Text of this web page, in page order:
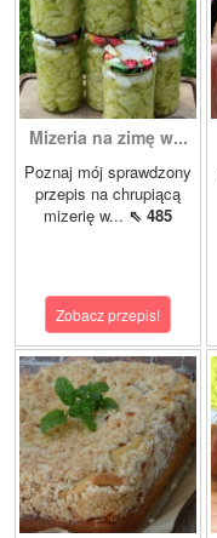
Mizeria na zimę w...
Poznaj mój sprawdzony
przepis na chrupiącą
mizerię w... ⇖ 485
Zobacz przepis!